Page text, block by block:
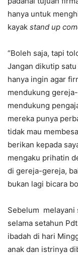
hanya untuk
kayak stand up
“Boleh saja, tapi
Jangan dikutip
hanya ingin agar
mendukung
mendukung
mereka punya
tidak mau
berikan kepada
mengaku prihatin
di gereja-gereja,
bukan lagi bicara
Sebelum melayani
selama setahun
ibadah di hari
anak dan istrinya